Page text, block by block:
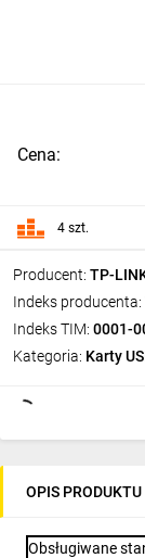
Producent: TP-
Indeks producenta:
Indeks TIM: 0001-
Kategoria: Karty
Cena:
4 szt.
OPIS PRODUKTU
Obsługiwane